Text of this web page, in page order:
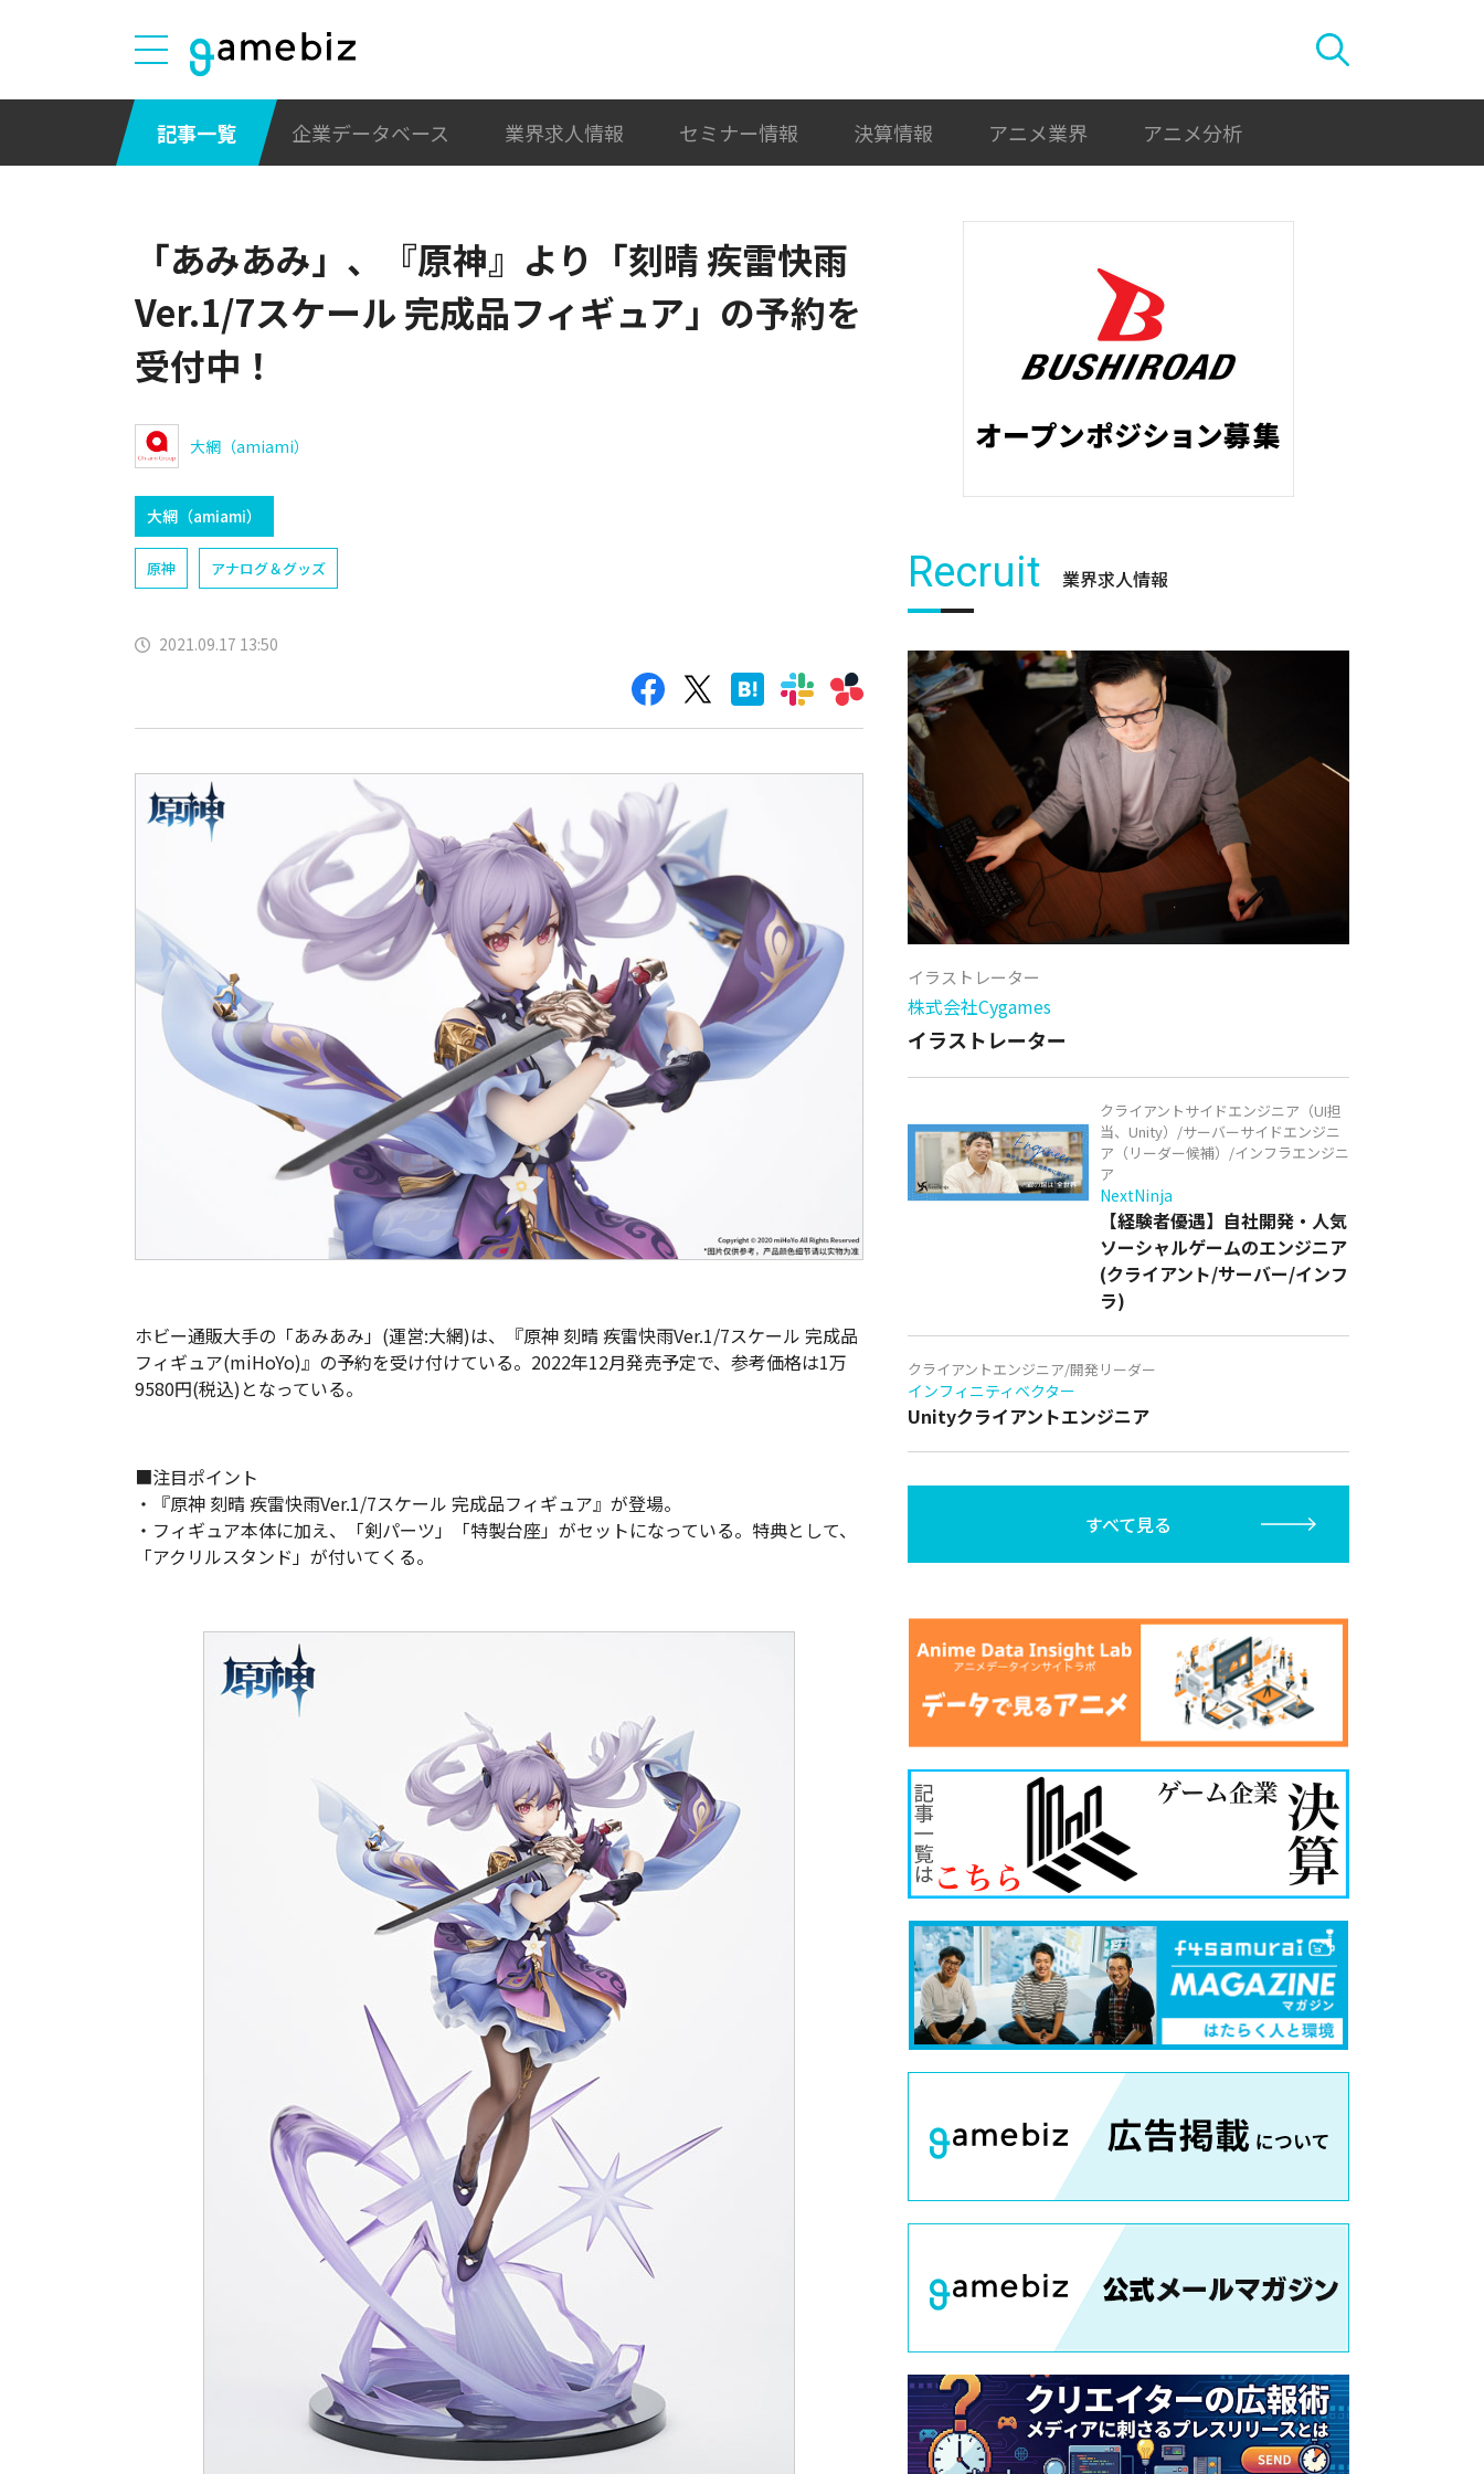
記事一覧 企業データベース 業界求人情報 セミナー情報 決算情報 アニメ業界 アニメ分析
「あみあみ」、『原神』より「刻晴 疾雷快雨
Ver.1/7スケール 完成品フィギュア」の予約を
受付中！
大網（amiami）
大網（amiami）
原神 アナログ＆グッズ
2021.09.17 13:50
ホビー通販大手の「あみあみ」(運営:大網)は、『原神 刻晴 疾雷快雨Ver.1/7スケール 完成品
フィギュア(miHoYo)』の予約を受け付けている。2022年12月発売予定で、参考価格は1万
9580円(税込)となっている。
■注目ポイント
・『原神 刻晴 疾雷快雨Ver.1/7スケール 完成品フィギュア』が登場。
・フィギュア本体に加え、「剣パーツ」「特製台座」がセットになっている。特典として、
「アクリルスタンド」が付いてくる。
Recruit 業界求人情報
イラストレーター
株式会社Cygames
イラストレーター
クライアントサイドエンジニア（UI担
当、Unity）/サーバーサイドエンジニ
ア（リーダー候補）/インフラエンジニ
ア
NextNinja
【経験者優遇】自社開発・人気
ソーシャルゲームのエンジニア
(クライアント/サーバー/インフ
ラ)
クライアントエンジニア/開発リーダー
インフィニティベクター
Unityクライアントエンジニア
すべて見る